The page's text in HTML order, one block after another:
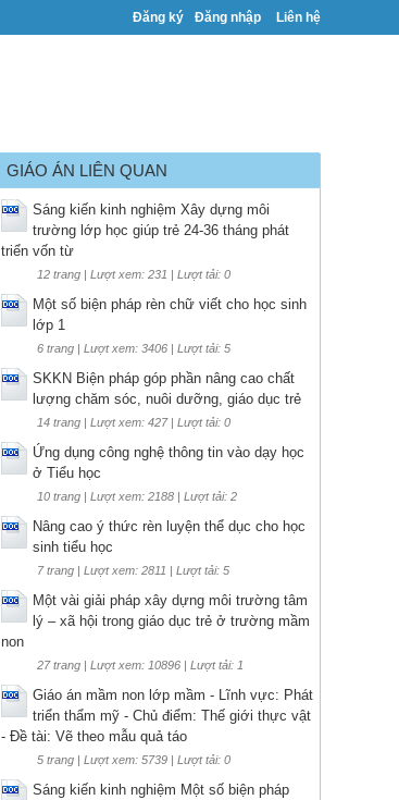
Đăng ký Đăng nhập Liên hệ
GIÁO ÁN LIÊN QUAN
Sáng kiến kinh nghiệm Xây dựng môi
trường lớp học giúp trẻ 24-36 tháng phát
triển vốn từ
12 trang | Lượt xem: 231 | Lượt tải: 0
Một số biện pháp rèn chữ viết cho học sinh
lớp 1
6 trang | Lượt xem: 3406 | Lượt tải: 5
SKKN Biện pháp góp phần nâng cao chất
lượng chăm sóc, nuôi dưỡng, giáo dục trẻ
14 trang | Lượt xem: 427 | Lượt tải: 0
Ứng dụng công nghệ thông tin vào dạy học
ở Tiểu học
10 trang | Lượt xem: 2188 | Lượt tải: 2
Nâng cao ý thức rèn luyện thể dục cho học
sinh tiểu học
7 trang | Lượt xem: 2811 | Lượt tải: 5
Một vài giải pháp xây dựng môi trường tâm
lý – xã hội trong giáo dục trẻ ở trường mầm
non
27 trang | Lượt xem: 10896 | Lượt tải: 1
Giáo án mầm non lớp mầm - Lĩnh vực: Phát
triển thẩm mỹ - Chủ điểm: Thế giới thực vật
- Đề tài: Vẽ theo mẫu quả táo
5 trang | Lượt xem: 5739 | Lượt tải: 0
Sáng kiến kinh nghiệm Một số biện pháp